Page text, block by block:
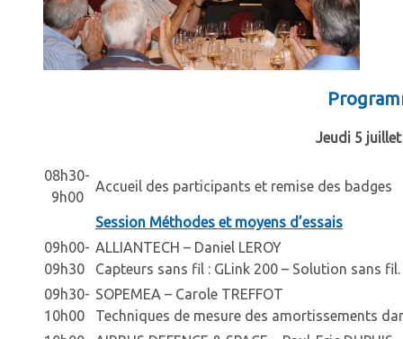
Jeudi 5
08h30-
9h00
Accueil des participants et remise des badges
Session Méthodes et moyens d’essais
09h00-
09h30
ALLIANTECH – Daniel LEROY
Capteurs sans fil : GLink 200 – Solution sans fil.
09h30-
10h00
SOPEMEA – Carole TREFFOT
Techniques de mesure des amortissements